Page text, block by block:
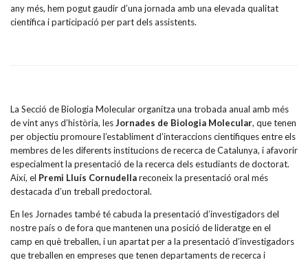
any més, hem pogut gaudir d’una jornada amb una elevada qualitat
científica i participació per part dels assistents.
La Secció de Biologia Molecular organitza una trobada anual amb més
de vint anys d’història, lesJornades de Biologia Molecular, que tenen
per objectiu promoure l’establiment d’interaccions científiques entre els
membres de les diferents institucions de recerca de Catalunya, i afavorir
especialment la presentació de la recerca dels estudiants de doctorat.
Així, el Premi Lluís Cornudellareconeix la presentació oral més
destacada d’un treball predoctoral.
En les Jornades també té cabuda la presentació d’investigadors del
nostre país o de fora que mantenen una posició de lideratge en el
camp en què treballen, i un apartat per a la presentació d’investigadors
que treballen en empreses que tenen departaments de recerca i